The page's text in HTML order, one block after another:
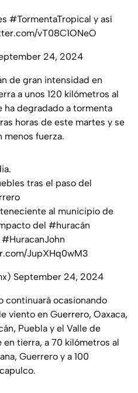
#TormentaTropical y así
vT08C1ONeO
24, 2024
de gran intensidad en
a unos 120 kilómetros al
ha degradado a tormenta
horas de este martes y se
menos fuerza.
tras el paso del
al municipio de
del #huracán
#HuracanJohn
JupXHq0wM3
September 24, 2024
continuará ocasionando
viento en Guerrero, Oaxaca,
Puebla y el Valle de
tierra, a 70 kilómetros al
Guerrero y a 100